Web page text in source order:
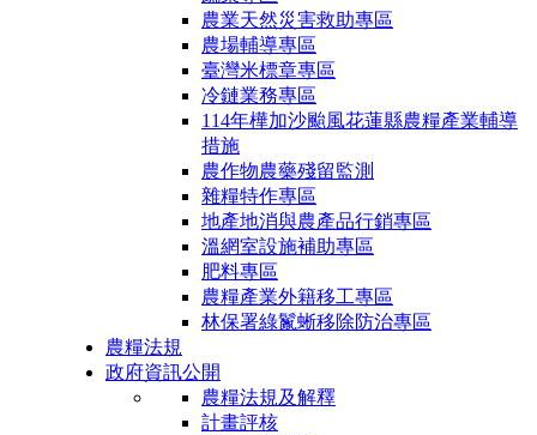
農業天然災害救助專區
農場輔導專區
臺灣米標章專區
冷鏈業務專區
114年樺加沙颱風花蓮縣農糧產業輔導
措施
農作物農藥殘留監測
雜糧特作專區
地產地消與農產品行銷專區
溫網室設施補助專區
肥料專區
農糧產業外籍移工專區
林保署綠鬣蜥移除防治專區
農糧法規
政府資訊公開
農糧法規及解釋
計畫評核